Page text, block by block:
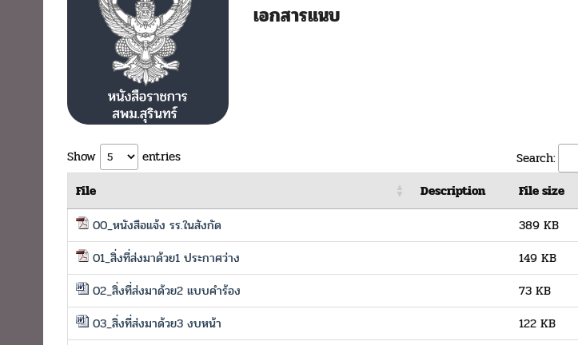
เอกสารแนบ
Show entries
Search:
File
Description File size
00_หนังสือแจ้ง รร.ในสังกัด
389 KB
01_สิ่งที่ส่งมาด้วย1 ประกาศว่าง
149 KB
02_สิ่งที่ส่งมาด้วย2 แบบคำร้อง
73 KB
03_สิ่งที่ส่งมาด้วย3 งบหน้า
122 KB